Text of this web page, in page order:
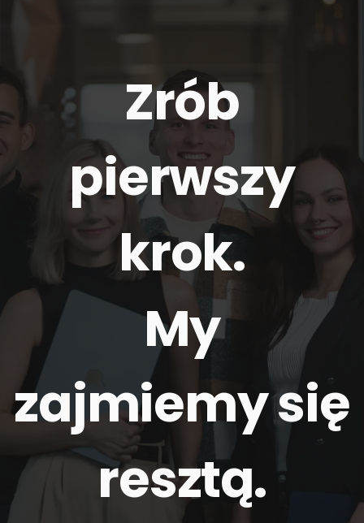
Zrób
pierwszy
krok.
My
zajmiemy się
resztą.